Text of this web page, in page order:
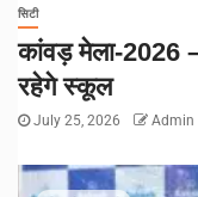
सिटी
कांवड़ मेला-2026
रहेगे स्कूल
July 25, 2026 Admin